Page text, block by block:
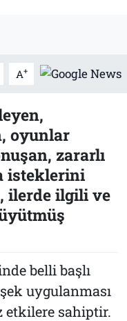
A+
oyunlar
zararlı
isteklerini
ilerde ilgili ve
belli başlı
uygulanması
etkilere sahiptir.